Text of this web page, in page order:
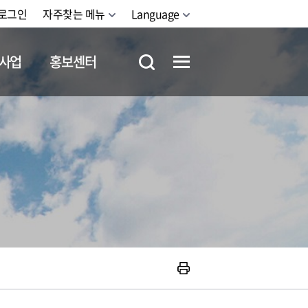
그인 자주찾는 메뉴 Language
업 홍보센터